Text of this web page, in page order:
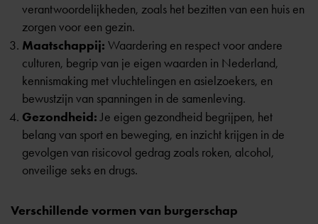
verantwoordelijkheden, zoals het bezitten van een huis en
zorgen voor een gezin.
Maatschappij: Waardering en respect voor andere
culturen, begrip van je eigen waarden in Nederland,
kennismaking met vluchtelingen en asielzoekers, en
bewustzijn van spanningen in de samenleving.
Gezondheid:Je eigen gezondheid begrijpen, het
belang van sport en beweging, en inzicht krijgen in de
gevolgen van risicovol gedrag zoals roken, alcohol,
onveilige seks en drugs.
Verschillende vormen van burgerschap